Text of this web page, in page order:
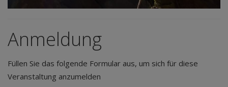
Anmeldung
Füllen Sie das folgende Formular aus, um sich für diese
Veranstaltung anzumelden